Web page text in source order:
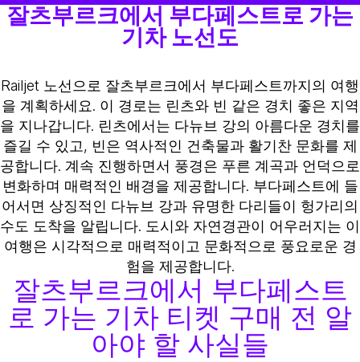
잘츠부르크에서 부다페스트로 가는
기차 노선도
Railjet 노선으로 잘츠부르크에서 부다페스트까지의 여행
을 계획하세요. 이 경로는 린츠와 빈 같은 경치 좋은 지역
을 지나갑니다. 린츠에서는 다뉴브 강의 아름다운 경치를
즐길 수 있고, 빈은 역사적인 건축물과 활기찬 문화를 제
공합니다. 계속 진행하면서 풍경은 푸른 계곡과 언덕으로
변화하며 매력적인 배경을 제공합니다. 부다페스트에 들
어서면 상징적인 다뉴브 강과 유명한 다리들이 헝가리의
수도 도착을 알립니다. 도시와 자연경관이 어우러지는 이
여행은 시각적으로 매력적이고 문화적으로 풍요로운 경
험을 제공합니다.
잘츠부르크에서 부다페스트
로 가는 기차 티켓 구매 전 알
아야 할 사실들